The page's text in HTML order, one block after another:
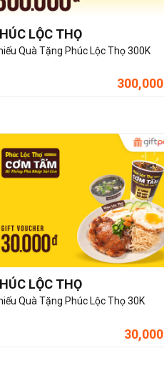
LỘC THỌ
Quà Tặng Phúc Lộc Thọ 300K
300,000
LỘC THỌ
Quà Tặng Phúc Lộc Thọ 30K
30,000